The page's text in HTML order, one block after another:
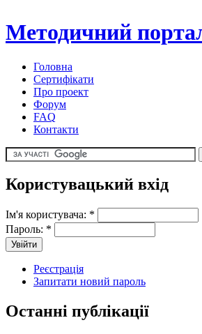
Методичний
Головна
Сертифікати
Про проект
Форум
FAQ
Контакти
Користувацький вхід
Ім'я користувача: *
Пароль: *
Реєстрація
Запитати новий пароль
Останні публікації